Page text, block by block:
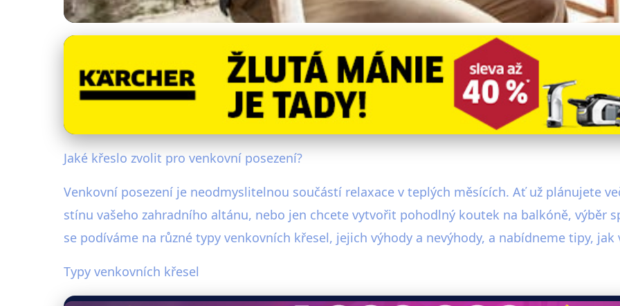
Jak Vybrat Ideální Křeslo pro Venkovní
· 4 min čtení · Autor: Pavel Tůma
Jaké křeslo zvolit pro venkovní posezení?
Venkovní posezení je neodmyslitelnou součástí relaxace v teplých měsících. Ať už plánujete
stínu vašeho zahradního altánu, nebo jen chcete vytvořit pohodlný koutek na balkóně, výběr
se podíváme na různé typy venkovních křesel, jejich výhody a nevýhody, a nabídneme tipy,
Typy venkovních křesel